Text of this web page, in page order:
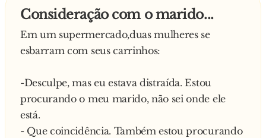
08. CHEESE: Antepenúltima letra do alfabeto.
Ex.: "Exemplo se escreve com cheese."
09. COFFEE: Onomatopéia que representa
10. CREAM: Ato penal que pode levar à cadeia.
Ex.: "Ele cometeu um cream."
11. DARK: Palavra de famoso provérbio: "É
melhor dark receber."
Consideração com o marido...
Em um supermercado,duas mulheres se
esbarram com seus carrinhos:
-Desculpe, mas eu estava distraída. Estou
procurando o meu marido, não sei onde ele
está.
- Que coincidência. Também estou procurando